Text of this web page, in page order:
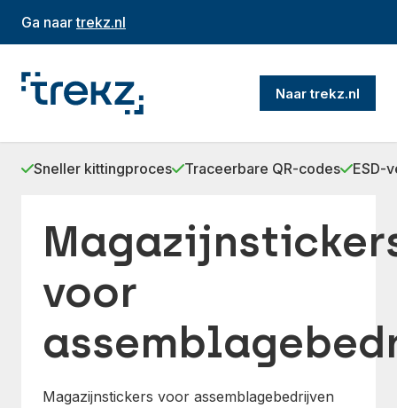
Ga naartrekz.nl
Naar trekz.nl
Sneller kittingproces Traceerbare QR-codes ESD-
voor
Magazijnstickers voor assemblagebedrijven